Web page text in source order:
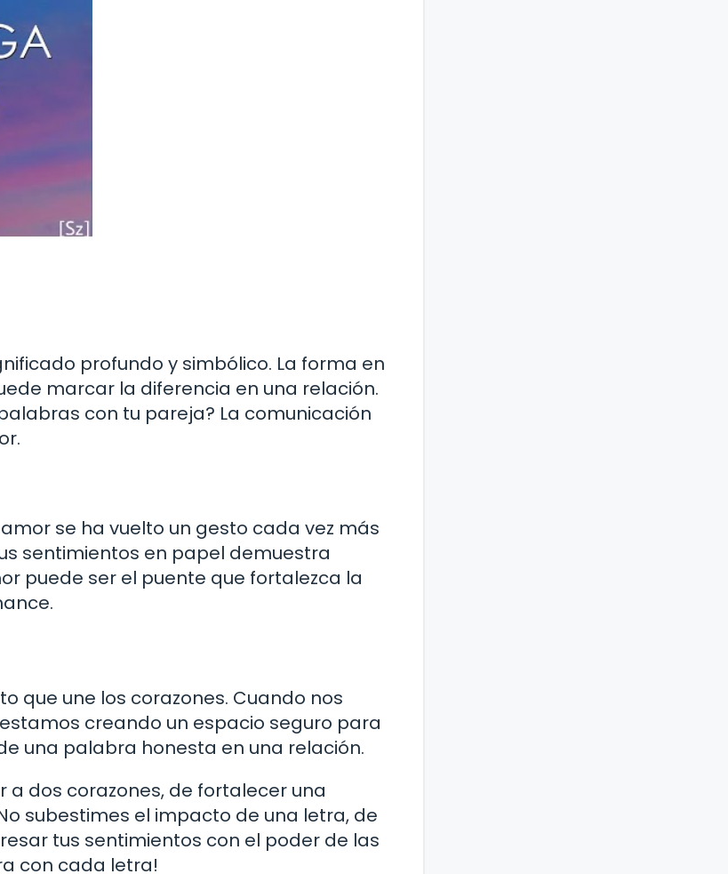
profundo y simbólico. La forma en
marcar la diferencia en una relación.
con tu pareja? La comunicación
se ha vuelto un gesto cada vez más
sentimientos en papel demuestra
puede ser el puente que fortalezca la
que une los corazones. Cuando nos
creando un espacio seguro para
una palabra honesta en una relación.
a dos corazones, de fortalecer una
subestimes el impacto de una letra, de
tus sentimientos con el poder de las
con cada letra!